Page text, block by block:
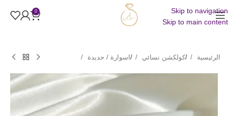
Skip to navigation
Skip to main content
0
الرئيسية /كولكشن نسائي /اسوارة / حديدة